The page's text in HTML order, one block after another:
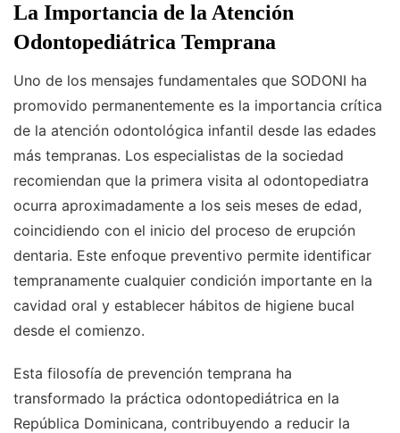
La Importancia de la Atención
Odontopediátrica Temprana
Uno de los mensajes fundamentales que SODONI ha
promovido permanentemente es la importancia crítica
de la atención odontológica infantil desde las edades
más tempranas. Los especialistas de la sociedad
recomiendan que la primera visita al odontopediatra
ocurra aproximadamente a los seis meses de edad,
coincidiendo con el inicio del proceso de erupción
dentaria. Este enfoque preventivo permite identificar
tempranamente cualquier condición importante en la
cavidad oral y establecer hábitos de higiene bucal
desde el comienzo.
Esta filosofía de prevención temprana ha
transformado la práctica odontopediátrica en la
República Dominicana, contribuyendo a reducir la